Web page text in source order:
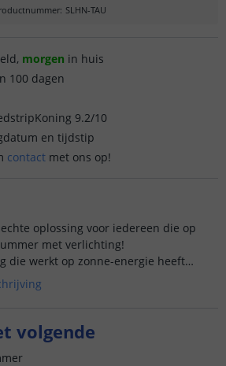
: SLHN-TAU
morgen in huis
100 dagen
9.2/10
en tijdstip
contact met ons op!
oplossing voor iedereen die op
met verlichting!
die werkt op zonne-energie heeft
U...
volgende